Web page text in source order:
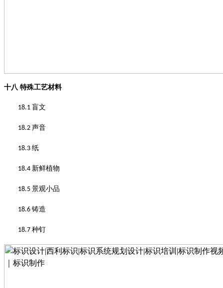
十八 特殊工艺材料
18.1 盲文
18.2 声音
18.3 纸
18.4 新鲜植物
18.5 景观小品
18.6 铸造
18.7 种钉